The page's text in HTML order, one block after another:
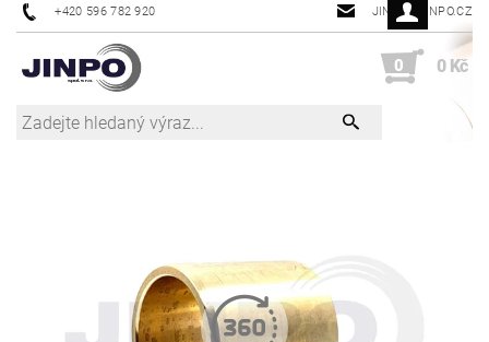
+420 596 782 920 JINPO@JINPO.CZ
0 0 Kč